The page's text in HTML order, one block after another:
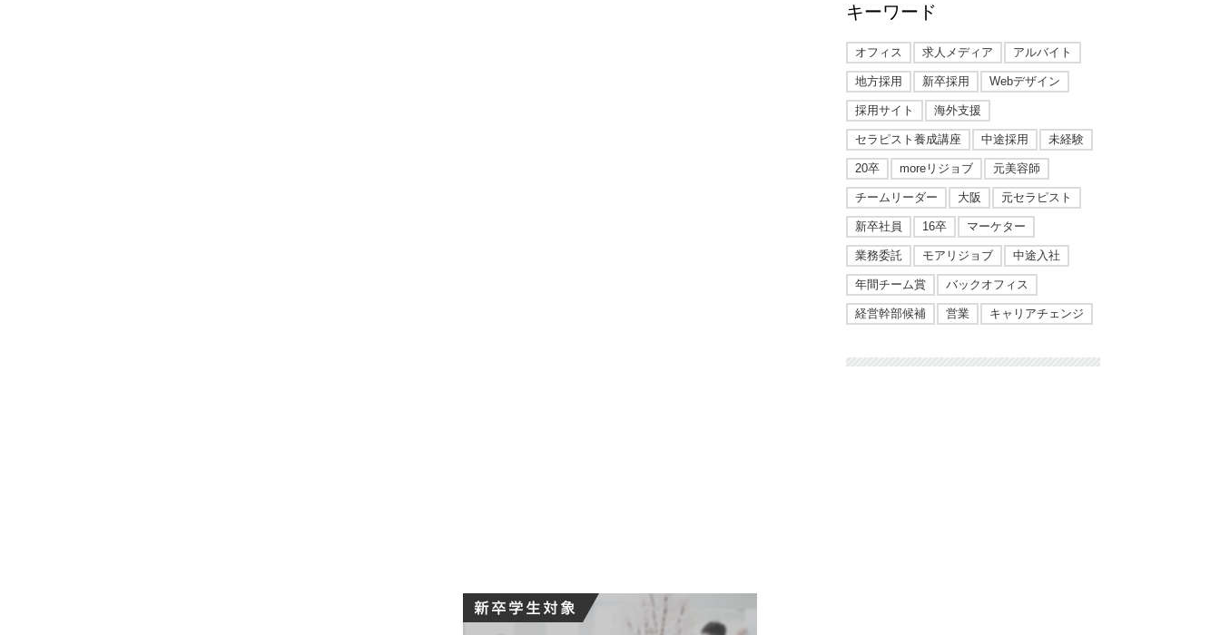
キーワード
オフィス 求人メディア アルバイト
地方採用 新卒採用 Webデザイン
採用サイト 海外支援
セラピスト養成講座 中途採用 未経験
20卒 moreリジョブ 元美容師
チームリーダー 大阪 元セラピスト
新卒社員 16卒 マーケター
業務委託 モアリジョブ 中途入社
年間チーム賞 バックオフィス
経営幹部候補 営業 キャリアチェンジ